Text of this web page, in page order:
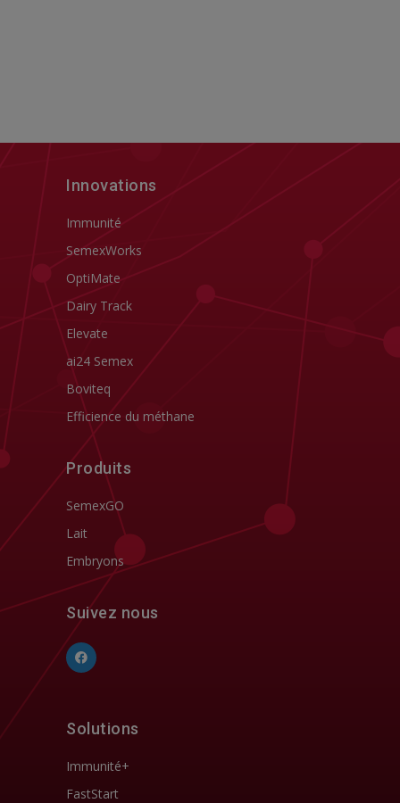
Innovations
Immunité
SemexWorks
OptiMate
Dairy Track
Elevate
ai24 Semex
Boviteq
Efficience du méthane
Produits
SemexGO
Lait
Embryons
Suivez nous
Solutions
Immunité+
FastStart